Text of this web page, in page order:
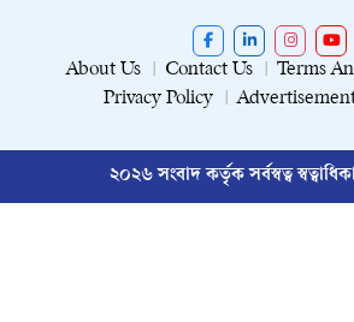
About Us Contact Us
Terms
Privacy Policy
২০২৬ সংবাদ কর্তৃক সর্বস্বত্ব